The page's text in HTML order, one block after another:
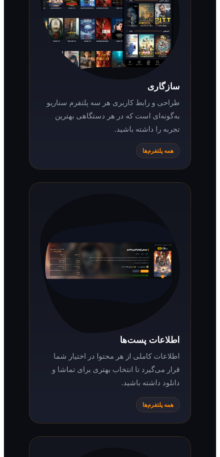
طراحی و رابط کاربری هر سه پلتفرم سناریو
به‌گونه‌ای است که در هر دستگاهی بهترین
تجربه را داشته باشید.
همه پلتفرم‌ها
اطلاعات پست‌ها
اطلاعات کاملی از هر محتوا در اختیار شما
قرار می‌گیرد تا انتخاب بهتری برای تماشا و
دانلود داشته باشید.
همه پلتفرم‌ها